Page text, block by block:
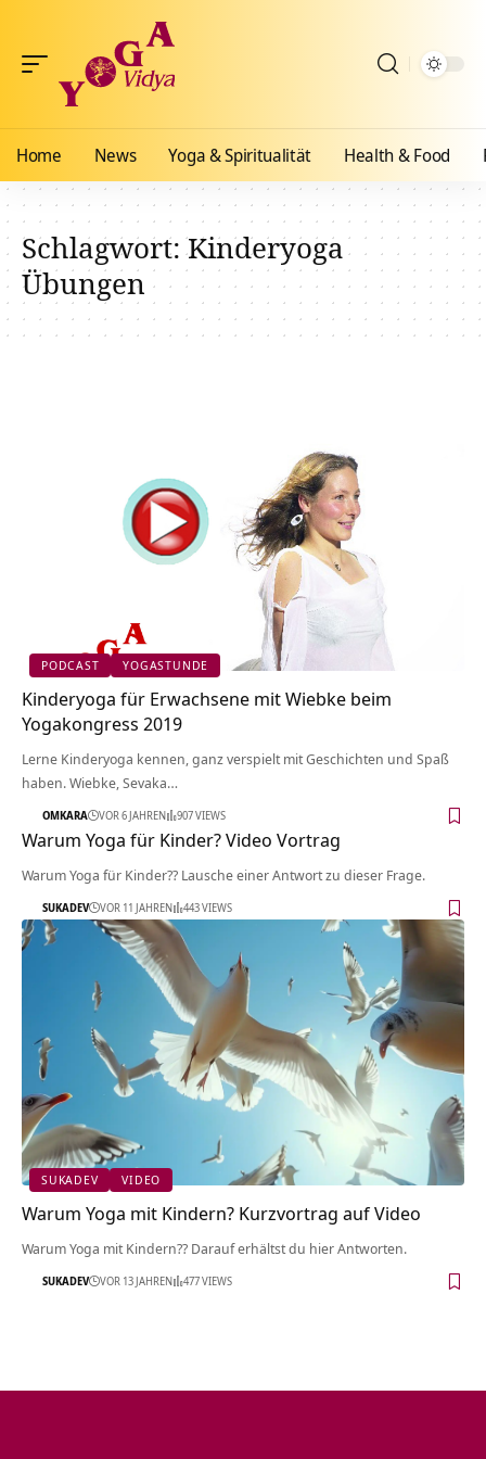
Home News Yoga & Spiritualität Health & Food
Schlagwort:Kinderyoga
Übungen
PODCAST YOGASTUNDE
Kinderyoga für Erwachsene mit Wiebke beim
Yogakongress 2019
Lerne Kinderyoga kennen, ganz verspielt mit Geschichten und Spaß
haben. Wiebke, Sevaka…
OMKARA VOR 6 JAHREN 907 VIEWS
Warum Yoga für Kinder? Video Vortrag
Warum Yoga für Kinder?? Lausche einer Antwort zu dieser Frage.
SUKADEV VOR 11 JAHREN 443 VIEWS
SUKADEV VIDEO
Warum Yoga mit Kindern? Kurzvortrag auf Video
Warum Yoga mit Kindern?? Darauf erhältst du hier Antworten.
SUKADEV VOR 13 JAHREN 477 VIEWS